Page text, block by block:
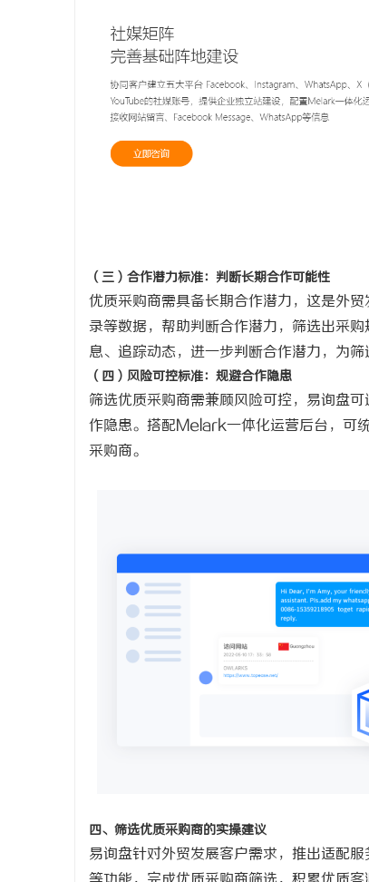
（三）合作潜力标准：判断长期合作可能性
优质采购商需具备长期合作潜力，这是外
录等数据，帮助判断合作潜力，筛选出采购
息、追踪动态，进一步判断合作潜力，为筛
（四）风险可控标准：规避合作隐患
筛选优质采购商需兼顾风险可控，易询盘
作隐患。搭配Melark一体化运营后台，可
采购商。
四、筛选优质采购商的实操建议
易询盘针对外贸发展客户需求，推出适配